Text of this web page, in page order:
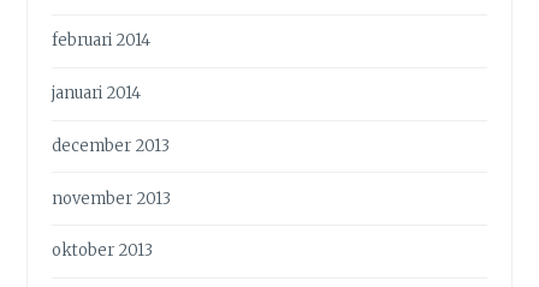
februari 2014
januari 2014
december 2013
november 2013
oktober 2013